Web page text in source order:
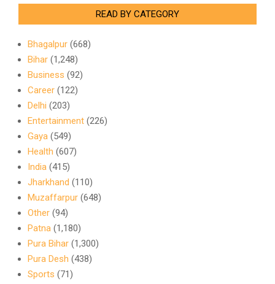
READ BY CATEGORY
Bhagalpur (668)
Bihar (1,248)
Business (92)
Career (122)
Delhi (203)
Entertainment (226)
Gaya (549)
Health (607)
India (415)
Jharkhand (110)
Muzaffarpur (648)
Other (94)
Patna (1,180)
Pura Bihar (1,300)
Pura Desh (438)
Sports (71)